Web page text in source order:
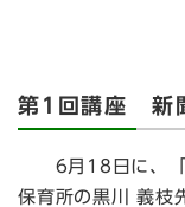
第1回講座 新
6月18日に、「
保育所の黒川 義枝